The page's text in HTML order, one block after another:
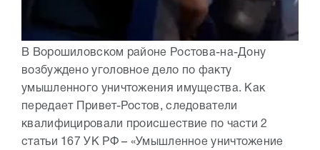
В Ворошиловском районе Ростова-на-Дону
возбуждено уголовное дело по факту
умышленного уничтожения имущества. Как
передает Привет-Ростов, следователи
квалифицировали происшествие по части 2
статьи 167 УК РФ – «Умышленное уничтожение